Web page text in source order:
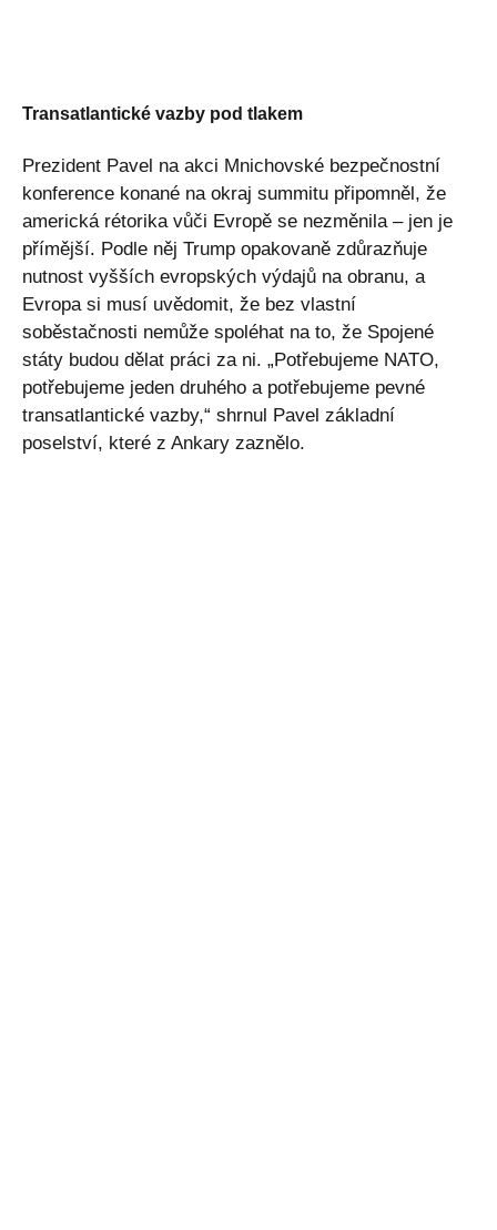
Transatlantické vazby pod tlakem
Prezident Pavel na akci Mnichovské bezpečnostní
konference konané na okraj summitu připomněl, že
americká rétorika vůči Evropě se nezměnila – jen je
přímější. Podle něj Trump opakovaně zdůrazňuje
nutnost vyšších evropských výdajů na obranu, a
Evropa si musí uvědomit, že bez vlastní
soběstačnosti nemůže spoléhat na to, že Spojené
státy budou dělat práci za ni. „Potřebujeme NATO,
potřebujeme jeden druhého a potřebujeme pevné
transatlantické vazby,“ shrnul Pavel základní
poselství, které z Ankary zaznělo.